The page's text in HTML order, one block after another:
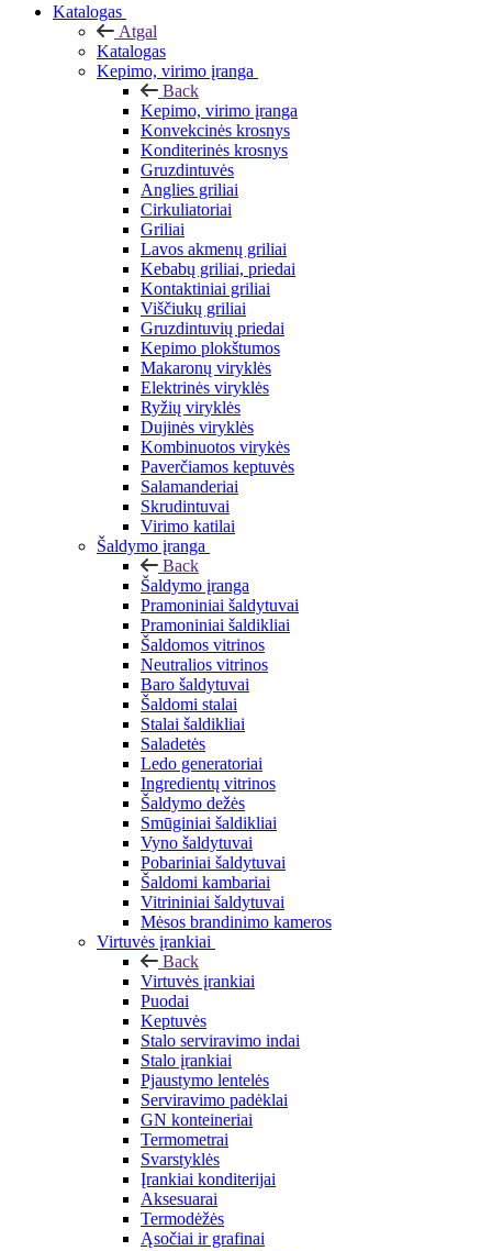
Katalogas
Atgal
Katalogas
Kepimo, virimo įranga
Back
Kepimo, virimo įranga
Konvekcinės krosnys
Konditerinės krosnys
Gruzdintuvės
Anglies griliai
Cirkuliatoriai
Griliai
Lavos akmenų griliai
Kebabų griliai, priedai
Kontaktiniai griliai
Viščiukų griliai
Gruzdintuvių priedai
Kepimo plokštumos
Makaronų viryklės
Elektrinės viryklės
Ryžių viryklės
Dujinės viryklės
Kombinuotos virykės
Paverčiamos keptuvės
Salamanderiai
Skrudintuvai
Virimo katilai
Šaldymo įranga
Back
Šaldymo įranga
Pramoniniai šaldytuvai
Pramoniniai šaldikliai
Šaldomos vitrinos
Neutralios vitrinos
Baro šaldytuvai
Šaldomi stalai
Stalai šaldikliai
Saladetės
Ledo generatoriai
Ingredientų vitrinos
Šaldymo dežės
Smūginiai šaldikliai
Vyno šaldytuvai
Pobariniai šaldytuvai
Šaldomi kambariai
Vitrininiai šaldytuvai
Mėsos brandinimo kameros
Virtuvės įrankiai
Back
Virtuvės įrankiai
Puodai
Keptuvės
Stalo serviravimo indai
Stalo įrankiai
Pjaustymo lentelės
Serviravimo padėklai
GN konteineriai
Termometrai
Svarstyklės
Įrankiai konditerijai
Aksesuarai
Termodėžės
Ąsočiai ir grafinai